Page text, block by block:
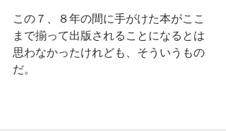
この７、８年の間に手がけた本がここ
まで揃って出版されることになるとは
思わなかったけれども、そういうもの
だ。